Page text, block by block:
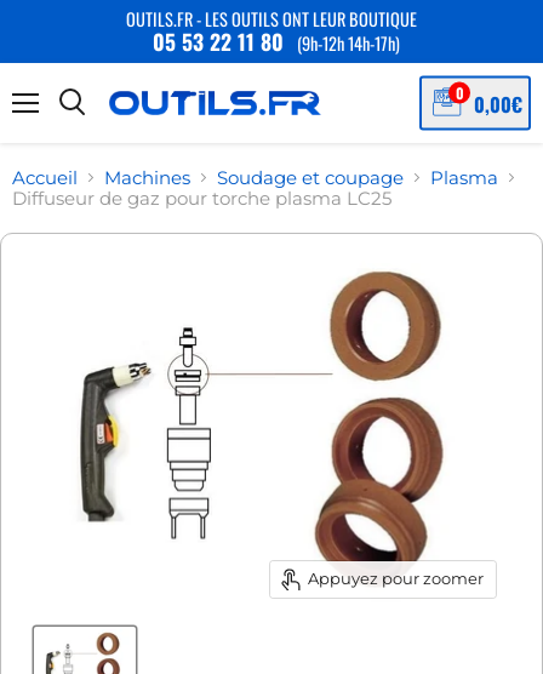
OUTILS.FR - LES OUTILS ONT LEUR BOUTIQUE
05 53 22 11 80 (9h-12h 14h-17h)
Accueil Machines Soudage et coupage
Plasma
Diffuseur de gaz pour torche plasma LC25
Appuyez pour zoomer